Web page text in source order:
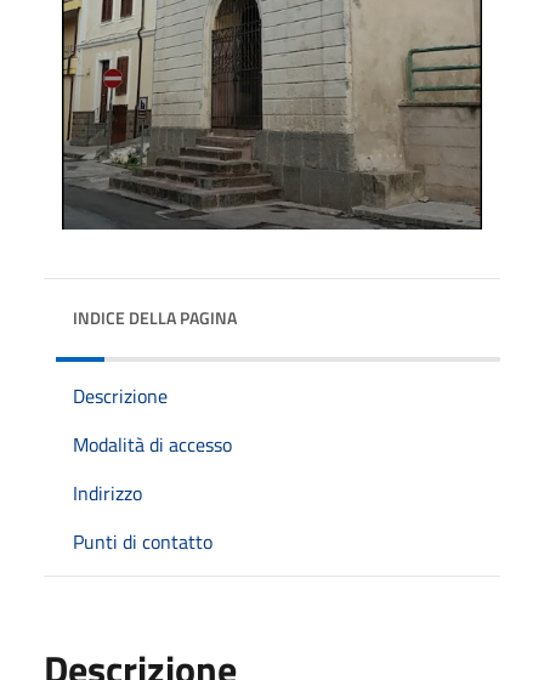
INDICE DELLA PAGINA
Descrizione
Modalità di accesso
Indirizzo
Punti di contatto